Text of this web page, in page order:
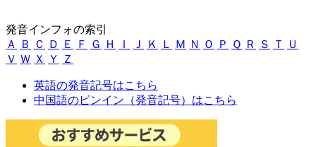
発音インフォの索引
Ａ
Ｂ Ｃ Ｄ Ｅ Ｆ Ｇ Ｈ Ｉ Ｊ Ｋ Ｌ Ｍ Ｎ Ｏ Ｐ Ｑ Ｒ Ｓ Ｔ
Ｕ
Ｖ Ｗ Ｘ Ｙ Ｚ
英語の発音記号はこちら
中国語のピンイン（発音記号）はこちら